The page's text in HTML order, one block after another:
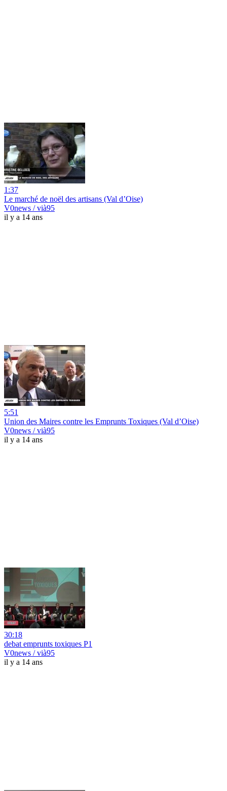
1:37
Le marché de noël des artisans (Val d’Oise)
V0news / vià95
il y a 14 ans
5:51
Union des Maires contre les Emprunts Toxiques (Val d’Oise)
V0news / vià95
il y a 14 ans
30:18
debat emprunts toxiques P1
V0news / vià95
il y a 14 ans